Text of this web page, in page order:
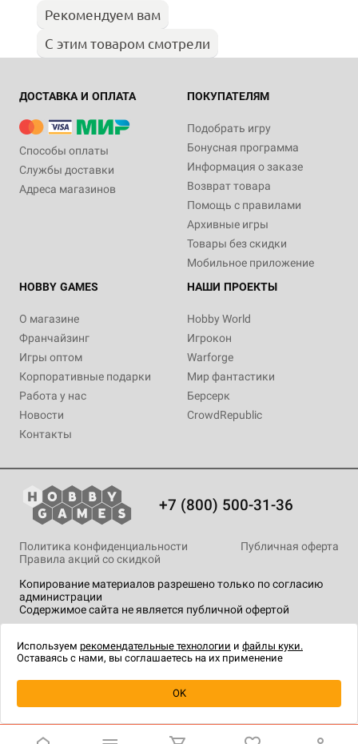
Купить
Рекомендуем вам
С этим товаром смотрели
ДОСТАВКА И ОПЛАТА
Способы оплаты
Службы доставки
Адреса магазинов
ПОКУПАТЕЛЯМ
Подобрать игру
Бонусная программа
Информация о заказе
Возврат товара
Помощь с правилами
Архивные игры
Товары без скидки
Мобильное приложение
HOBBY GAMES
О магазине
Франчайзинг
Игры оптом
Корпоративные подарки
Работа у нас
Новости
Контакты
НАШИ ПРОЕКТЫ
Hobby World
Игрокон
Warforge
Мир фантастики
Берсерк
CrowdRepublic
+7 (800) 500-31-36
Копирование материалов разрешено только по согласию
администрации
Содержимое сайта не является публичной офертой
Политика конфиденциальности
Публичная оферта
Правила акций со скидкой
технологии.
Используем рекомендательные технологии и файлы куки.
Оставаясь с нами, вы соглашаетесь на их применение
OK